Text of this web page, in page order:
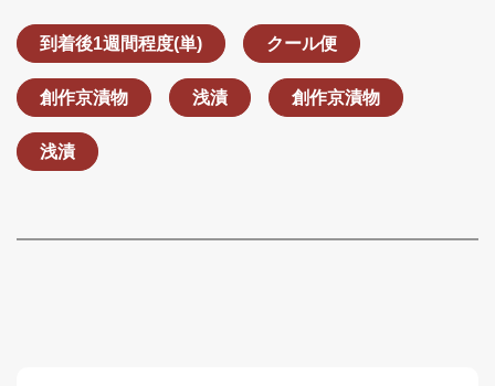
到着後1週間程度(単) クール便
創作京漬物 浅漬 創作京漬物
浅漬